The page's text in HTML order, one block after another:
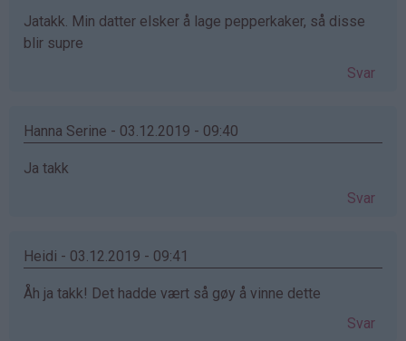
Jatakk. Min datter elsker å lage pepperkaker, så disse
blir supre
Svar
Hanna Serine - 03.12.2019 - 09:40
Ja takk
Svar
Heidi - 03.12.2019 - 09:41
Åh ja takk! Det hadde vært så gøy å vinne dette
Svar